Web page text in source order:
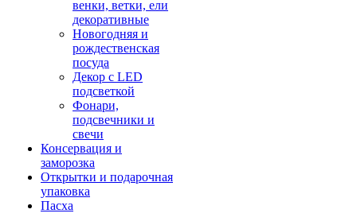
венки, ветки, ели
декоративные
Новогодняя и
рождественская
посуда
Декор с LED
подсветкой
Фонари,
подсвечники и
свечи
Консервация и
заморозка
Открытки и подарочная
упаковка
Пасха